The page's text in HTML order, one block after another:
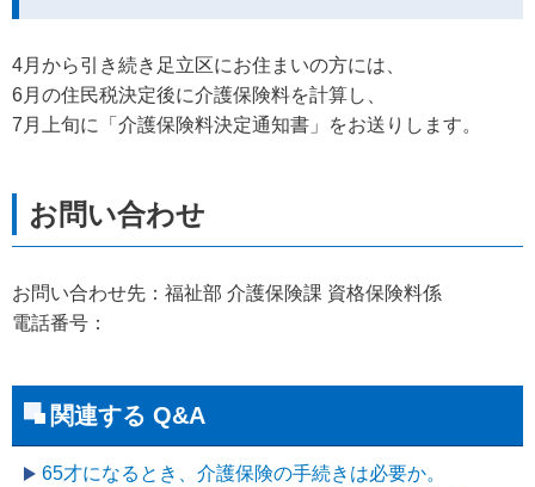
4月から引き続き足立区にお住まいの方には、
6月の住民税決定後に介護保険料を計算し、
7月上旬に「介護保険料決定通知書」をお送りします。
お問い合わせ先：福祉部 介護保険課 資格保険料係
電話番号：
関連する Q&A
65才になるとき、介護保険の手続きは必要か。